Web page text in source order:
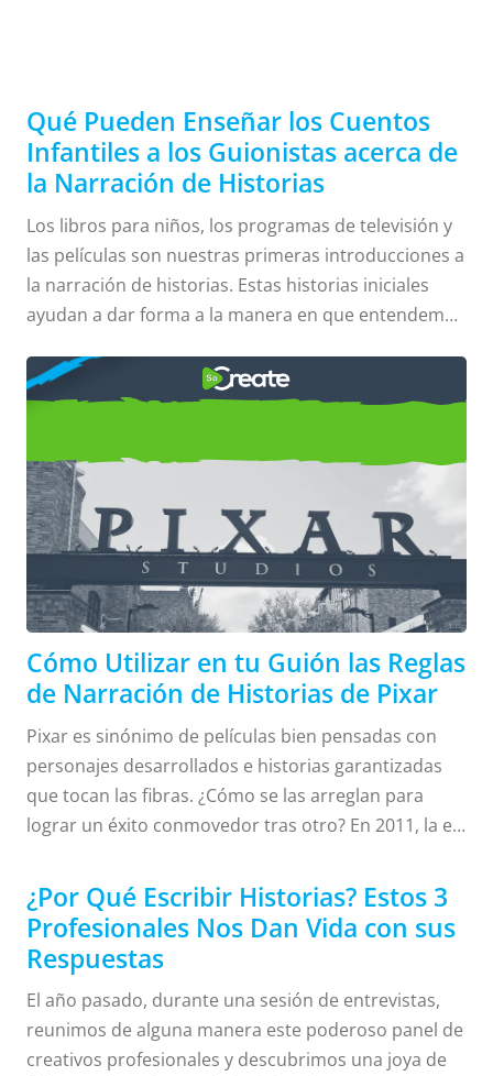
Cuentos
Infantiles a
los
Guionistas
acerca de
la
Narración
de
Historias
Qué Pueden Enseñar los Cuentos
Infantiles a los Guionistas acerca de
la Narración de Historias
Los libros para niños, los programas de televisión y
las películas son nuestras primeras introducciones a
la narración de historias. Estas historias iniciales
ayudan a dar forma a la manera en que entendemos
después de que crecemos; al contrario, los cuentos
infantiles pueden ayudarnos a aprender una o dos
es a menudo mejor . . .
CÓMO
de Narración de Historias de
Pixar
Cómo Utilizar en tu Guión las Reglas
de Narración de Historias de Pixar
Pixar es sinónimo de películas bien pensadas con
personajes desarrollados e historias garantizadas
que tocan las fibras. ¿Cómo se las arreglan para
lograr un éxito conmovedor tras otro? En 2011, la ex
una colección de reglas de narración de historias
que aprendió al trabajar en Pixar. Estas reglas se
han hecho conocidas como las “22 Reglas de la
Narración de Historias de Pixar”. Hoy, compartiré
estas reglas con ustedes y les explicaré . . .
¿Por Qué Escribir Historias? Estos 3
Profesionales Nos Dan Vida con sus
Respuestas
El año pasado, durante una sesión de entrevistas,
reunimos de alguna manera este poderoso panel de
creativos profesionales y descubrimos una joya de